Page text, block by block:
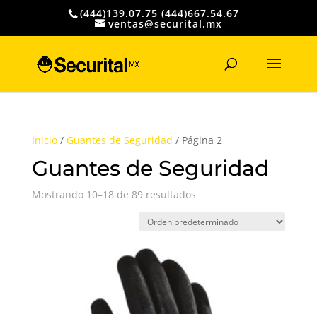
(444)139.07.75 (444)667.54.67
ventas@securital.mx
productos
Inicio/ Guantes de Seguridad / Página 2
Guantes de Seguridad
Mostrando 10–18 de 89 resultados